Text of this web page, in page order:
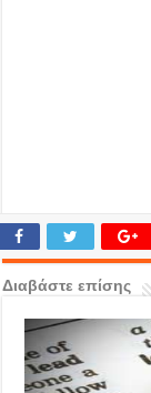
Διαβάστε επίσης